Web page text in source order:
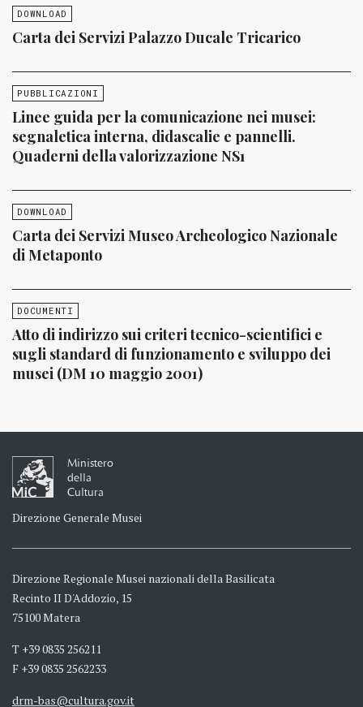
DOWNLOAD
Carta dei Servizi Palazzo Ducale Tricarico
PUBBLICAZIONI
Linee guida per la comunicazione nei musei:
segnaletica interna, didascalie e pannelli.
Quaderni della valorizzazione NS1
DOWNLOAD
Carta dei Servizi Museo Archeologico Nazionale
di Metaponto
DOCUMENTI
Atto di indirizzo sui criteri tecnico-scientifici e
sugli standard di funzionamento e sviluppo dei
musei (DM 10 maggio 2001)
Ministero
della
Cultura
Direzione Generale Musei
Direzione Regionale Musei nazionali della Basilicata
Recinto II D'Addozio, 15
75100 Matera
T +39 0835 256211
F +39 0835 2562233
drm-bas@cultura.gov.it